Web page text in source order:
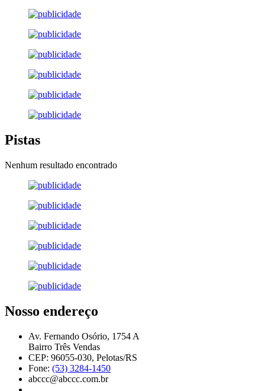
Pistas
Nenhum resultado encontrado
Nosso endereço
Av. Fernando Osório, 1754 A
Bairro Três Vendas
CEP: 96055-030, Pelotas/RS
Fone: (53) 3284-1450
abccc@abccc.com.br